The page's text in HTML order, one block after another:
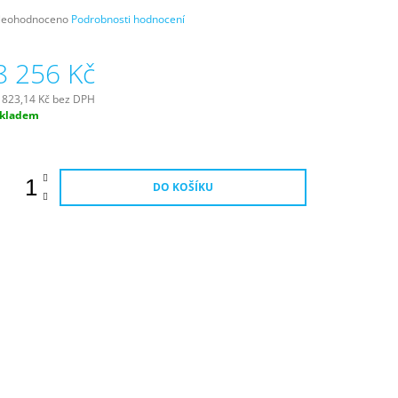
Podrobnosti hodnocení
256 Kč
Kč bez DPH
DO KOŠÍKU